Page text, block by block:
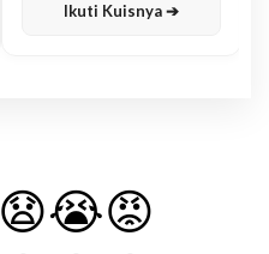
Ikuti Kuisnya ➔
😧😭😡